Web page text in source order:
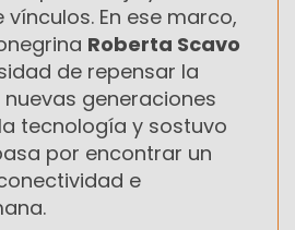
En ese marco,
Roberta Scavo
de repensar la
generaciones
tecnología y sostuvo
por encontrar un
e